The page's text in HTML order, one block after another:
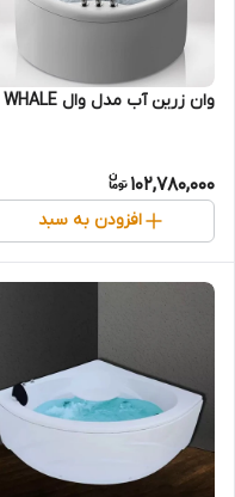
وان زرین آب مدل وال WHALE
102,780,000
افزودن به سبد